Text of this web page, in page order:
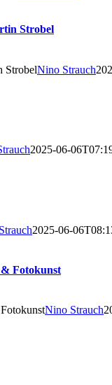
Strobel
StrobelNino Strauch
2025-06-
2025-06-
Fotokunst
Nino Strauch